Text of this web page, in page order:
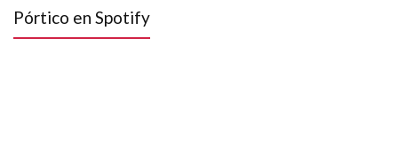
Pórtico en Spotify